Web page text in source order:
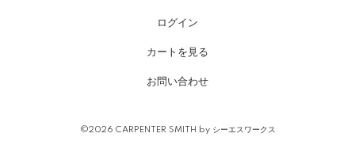
ログイン
カートを見る
お問い合わせ
©2026 CARPENTER SMITH by シーエスワークス